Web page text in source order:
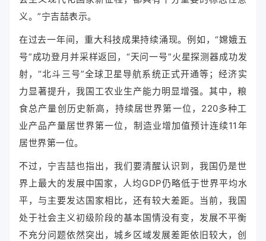
义。”宁吉喆表示。
在过去一年间，重大科技成果持续涌现。例如，“嫦娥五
号”成功登月并采样返回，“天问一号”火星探测器成功发
射，“北斗三号”全球卫星导航系统正式开通等；经济实
力显著提升，我国工农业生产能力明显增强。其中，粮
食总产量创历史新高，持续居世界第一位，220多种工
业产品产量居世界第一位，制造业增加值预计连续11年
居世界第一位。
不过，宁吉喆也指出，我们要清醒认识到，我国仍是世
界上最大的发展中国家，人均GDP仍略低于世界平均水
平，与主要发达国家相比，还有较大差距。当前，我国
处于社会主义初级阶段的基本国情没有变，发展不平衡
不充分问题依然突出，城乡区域发展差距依旧较大，创